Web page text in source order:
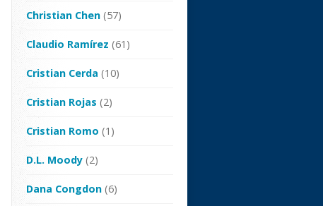
Christian Chen (57)
Claudio Ramírez (61)
Cristian Cerda (10)
Cristian Rojas (2)
Cristian Romo (1)
D.L. Moody (2)
Dana Congdon (6)